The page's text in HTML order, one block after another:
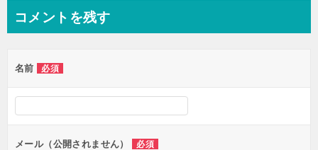
コメントを残す
名前 必須
メール（公開されません） 必須